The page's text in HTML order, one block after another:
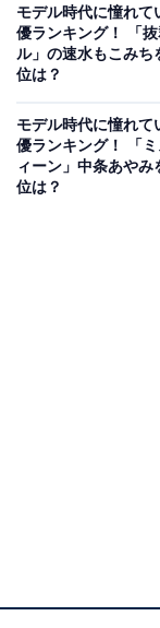
連載を持つなど
た。
回答者からは、
（30代女性／岐
目が魅力的で演
モデル時代に憧れて
優ランキング！ 「
ル」の速水もこみち
位は？
モデル時代に憧れて
優ランキング！ 「
ィーン」中条あやみ
位は？